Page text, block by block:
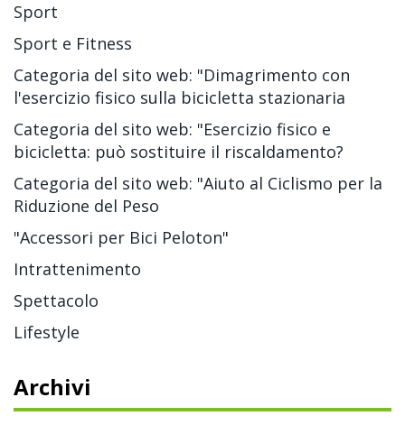
Sport
Sport e Fitness
Categoria del sito web: "Dimagrimento con
l'esercizio fisico sulla bicicletta stazionaria
Categoria del sito web: "Esercizio fisico e
bicicletta: può sostituire il riscaldamento?
Categoria del sito web: "Aiuto al Ciclismo per la
Riduzione del Peso
"Accessori per Bici Peloton"
Intrattenimento
Spettacolo
Lifestyle
Archivi